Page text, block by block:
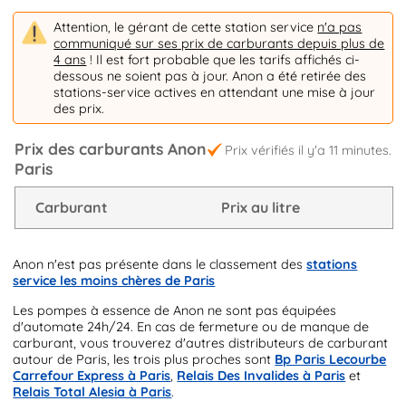
Attention, le gérant de cette station service n'a pas
communiqué sur ses prix de carburants depuis plus de
4 ans ! Il est fort probable que les tarifs affichés ci-
dessous ne soient pas à jour. Anon a été retirée des
stations-service actives en attendant une mise à jour
des prix.
Prix vérifiés il y'a 11 minutes.
Prix des carburants Anon
Paris
Carburant Prix au litre
Anon n'est pas présente dans le classement desstations
service les moins chères de Paris
Les pompes à essence de Anon ne sont pas équipées
d'automate 24h/24. En cas de fermeture ou de manque de
carburant, vous trouverez d'autres distributeurs de carburant
autour de Paris, les trois plus proches sont Bp Paris Lecourbe
Carrefour Express à Paris Relais Des Invalides à Paris et
Relais Total Alesia à Paris.